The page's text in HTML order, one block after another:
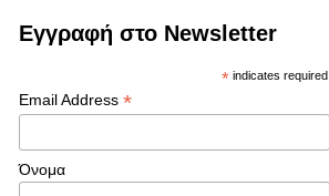
Εγγραφή στο Newsletter
* indicates required
Email Address *
Όνομα